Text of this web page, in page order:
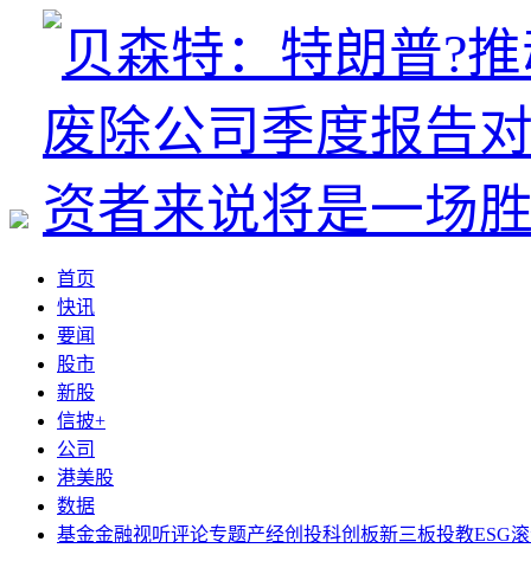
首页
快讯
要闻
股市
新股
信披+
公司
港美股
数据
基金金融视听评论专题产经创投科创板新三板投教ESG